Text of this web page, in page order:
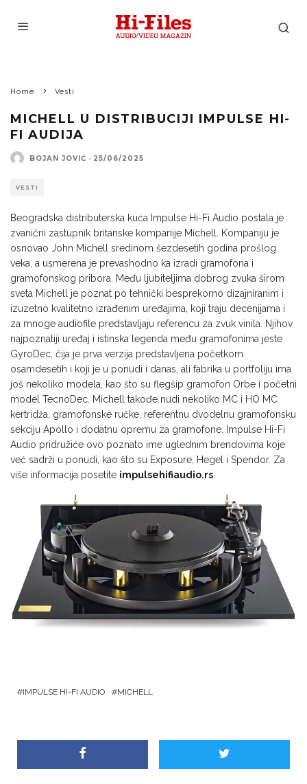
Home Vesti
MICHELL U DISTRIBUCIJI IMPULSE HI-
FI AUDIJA
BOJAN JOVIĆ · 25/06/2025
VESTI
Beogradska distributerska kuća Impulse Hi-Fi Audio postala je
zvanični zastupnik britanske kompanije Michell. Kompaniju je
osnovao John Michell sredinom šezdesetih godina prošlog
veka, a usmerena je prevashodno ka izradi gramofona i
gramofonskog pribora. Među ljubiteljima dobrog zvuka širom
sveta Michell je poznat po tehnički besprekorno dizajniranim i
izuzetno kvalitetno izrađenim uređajima, koji traju decenijama i
za mnoge audiofile predstavljaju referencu za zvuk vinila. Njihov
najpoznatiji uređaj i istinska legenda među gramofonima jeste
GyroDec, čija je prva verzija predstavljena početkom
osamdesetih i koji je u ponudi i danas, ali fabrika u portfoliju ima
još nekoliko modela, kao što su flegšip gramofon Orbe i početni
model TecnoDec. Michell takođe nudi nekoliko MC i HO MC
kertridža, gramofonske ručke, referentnu dvodelnu gramofonsku
sekciju Apollo i dodatnu opremu za gramofone. Impulse Hi-Fi
Audio pridružiće ovo poznato ime uglednim brendovima koje
već sadrži u ponudi, kao što su Exposure, Hegel i Spendor. Za
više informacija posetite impulsehifiaudio.rs
IMPULSE HI-FI AUDIO MICHELL